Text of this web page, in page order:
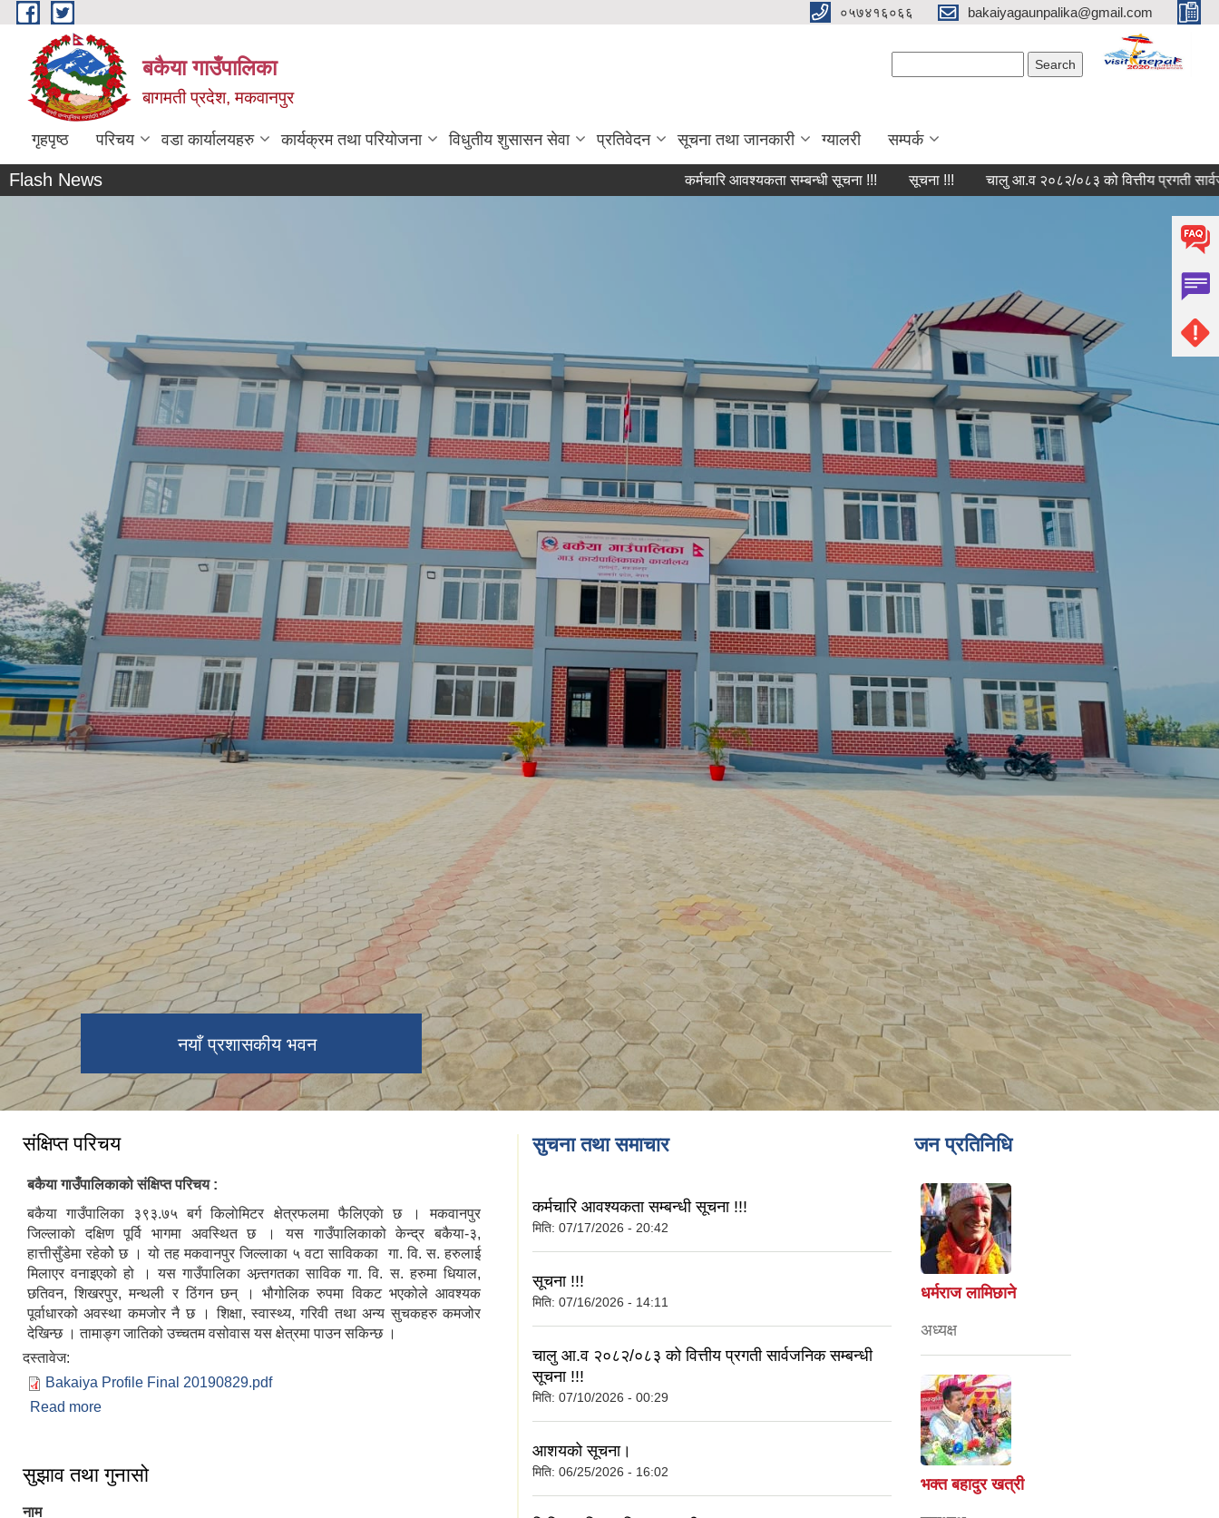
Skip to main content ०५७४१६०६६ bakaiyagaunpalika@gmail.com
बकैया गाउँपालिका
बागमती प्रदेश, मकवानपुर
गृहपृष्ठ परिचय वडा कार्यालयहरु कार्यक्रम तथा परियोजना विधुतीय शुसासन सेवा प्रतिवेदन सूचना तथा जानकारी ग्यालरी सम्पर्क
Flash News कर्मचारि आवश्यकता सम्बन्धी सूचना !!! सूचना !!! चालु आ.व २०८२/०८३ को वित्तीय प्रगती सार्वजनिक
नयाँ प्रशासकीय भवन
संक्षिप्त परिचय
बकैया गाउँपालिकाको संक्षिप्त परिचय :
बकैया गाउँपालिका ३९३‍.७५ बर्ग किलाेमिटर क्षेत्रफलमा फैलिएकाे छ । मकवानपुर
जिल्लाकाे दक्षिण पूर्वि भागमा अवस्थित छ । यस गाउँपालिकाको केन्द्र बकैया-३,
हात्तीसुँडेमा रहेकोे छ । यो तह मकवानपुर जिल्लाका ५ वटा साविकका गा. वि. स. हरुलाई
मिलाएर वनाइएको हो । यस गाउँपालिका अन्र्तगतका साविक गा. वि. स. हरुमा धियाल,
छतिवन, शिखरपुर, मन्थली र ठिंगन छन् । भौगोलिक रुपमा विकट भएकोले आवश्यक
पूर्वाधारको अवस्था कमजोर नै छ । शिक्षा, स्वास्थ्य, गरिवी तथा अन्य सुचकहरु कमजोर
देखिन्छ । तामाङ्ग जातिको उच्चतम वसोवास यस क्षेत्रमा पाउन सकिन्छ ।
दस्तावेज:
Bakaiya Profile Final 20190829.pdf
Read more
सुझाव तथा गुनासो
नाम
सुचना तथा समाचार
कर्मचारि आवश्यकता सम्बन्धी सूचना !!!
मिति: 07/17/2026 - 20:42
सूचना !!!
मिति: 07/16/2026 - 14:11
चालु आ.व २०८२/०८३ को वित्तीय प्रगती सार्वजनिक सम्बन्धी
सूचना !!!
मिति: 07/10/2026 - 00:29
आशयको सूचना।
मिति: 06/25/2026 - 16:02
जन प्रतिनिधि
धर्मराज लामिछाने
अध्यक्ष
भक्त बहादुर खत्री